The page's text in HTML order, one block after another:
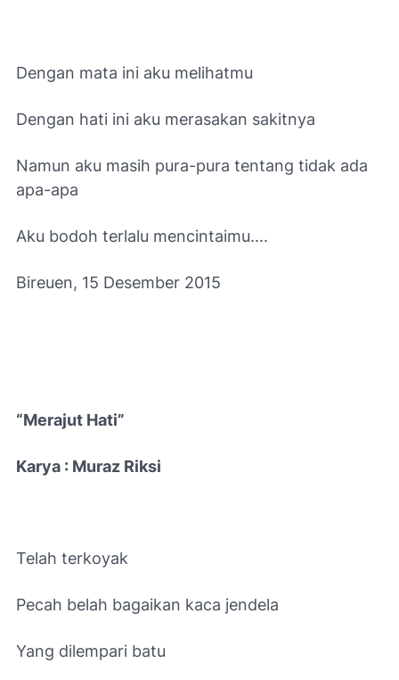
Dengan mata ini aku melihatmu
Dengan hati ini aku merasakan sakitnya
Namun aku masih pura-pura tentang tidak ada
apa-apa
Aku bodoh terlalu mencintaimu....
Bireuen, 15 Desember 2015
“Merajut Hati”
Karya : Muraz Riksi
Telah terkoyak
Pecah belah bagaikan kaca jendela
Yang dilempari batu